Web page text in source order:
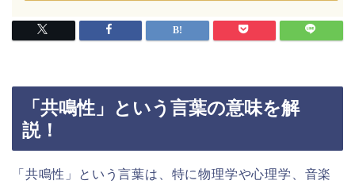
「共鳴性」という言葉の意味を解
説！
「共鳴性」という言葉は、特に物理学や心理学、音楽